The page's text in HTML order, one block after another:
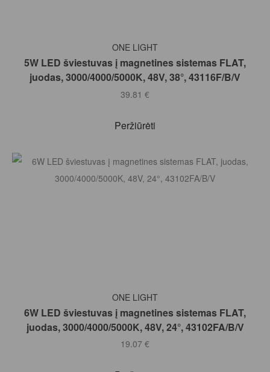
Į KREPŠELĮ
ONE LIGHT
5W LED šviestuvas į magnetines sistemas FLAT,
juodas, 3000/4000/5000K, 48V, 38°, 43116F/B/V
39.81 €
Peržiūrėti
ONE LIGHT
6W LED šviestuvas į magnetines sistemas FLAT,
juodas, 3000/4000/5000K, 48V, 24°, 43102FA/B/V
19.07 €